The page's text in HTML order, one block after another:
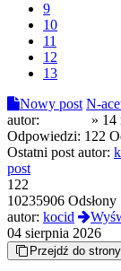
9
10
11
12
13
Nowy post N-
autor:
» 14
Odpowiedzi: 122
Ostatni post autor:
post
122
10235906 Odsłony
autor: kocid
04 sierpnia 2026
Przejdź do strony